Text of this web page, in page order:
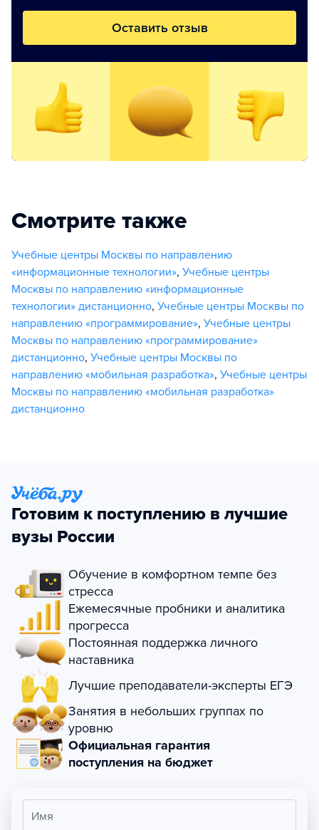
Оставить отзыв
Смотрите также
Учебные центры Москвы по направлению
«информационные технологии», Учебные центры
Москвы по направлению «информационные
технологии» дистанционно, Учебные центры Москвы по
направлению «программирование», Учебные центры
Москвы по направлению «программирование»
дистанционно, Учебные центры Москвы по
направлению «мобильная разработка», Учебные центры
Москвы по направлению «мобильная разработка»
дистанционно
Готовим к поступлению в лучшие
вузы России
Обучение в комфортном темпе без
стресса
Ежемесячные пробники и аналитика
прогресса
Постоянная поддержка личного
наставника
Лучшие преподаватели-эксперты ЕГЭ
Занятия в небольших группах по
уровню
Официальная гарантия
поступления на бюджет
Имя